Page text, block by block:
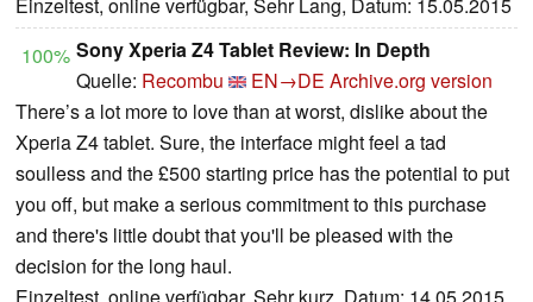
Einzeltest, online verfügbar, Sehr Lang, Datum: 15.05.2015
100% Sony Xperia Z4 Tablet Review: In Depth
Quelle: Recombu EN→DE Archive.org version
There’s a lot more to love than at worst, dislike about the
Xperia Z4 tablet. Sure, the interface might feel a tad
soulless and the £500 starting price has the potential to put
you off, but make a serious commitment to this purchase
and there's little doubt that you'll be pleased with the
decision for the long haul.